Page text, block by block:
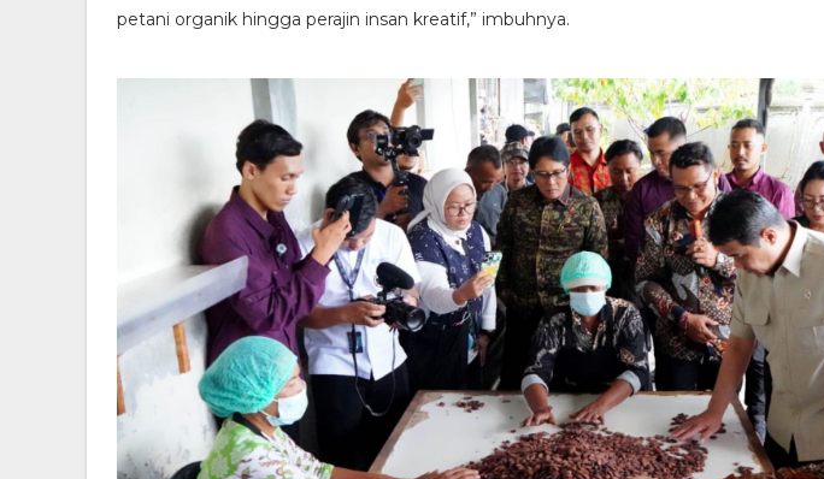
petani organik hingga perajin insan kreatif,” imbuhnya.